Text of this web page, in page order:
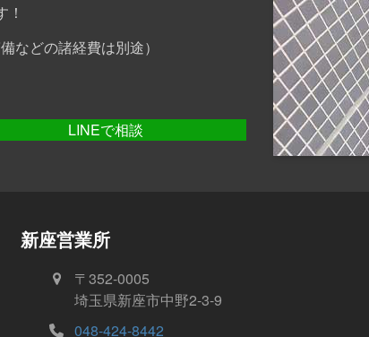
などの諸経費は別途）
LINEで相談
新座営業所
〒352-0005
埼玉県新座市中野2-3-9
048-424-8442